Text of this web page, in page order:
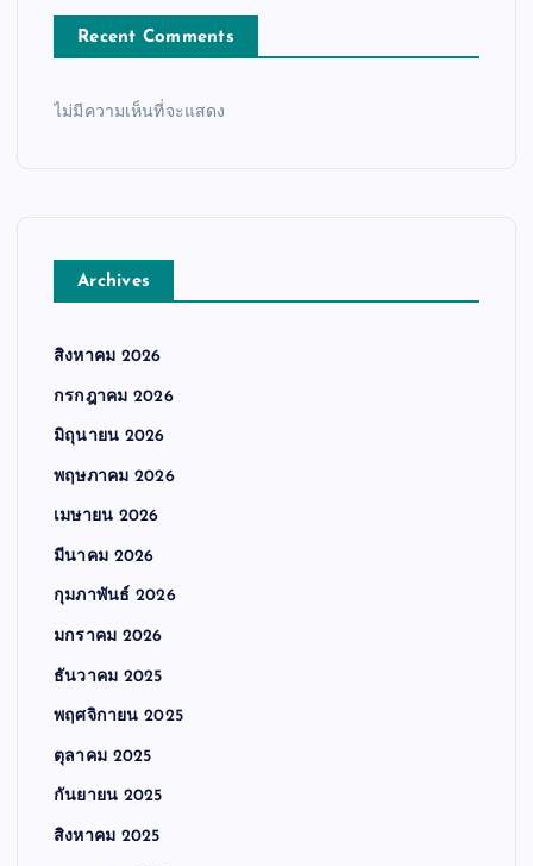
Recent Comments
ไม่มีความเห็นที่จะแสดง
Archives
สิงหาคม 2026
กรกฎาคม 2026
มิถุนายน 2026
พฤษภาคม 2026
เมษายน 2026
มีนาคม 2026
กุมภาพันธ์ 2026
มกราคม 2026
ธันวาคม 2025
พฤศจิกายน 2025
ตุลาคม 2025
กันยายน 2025
สิงหาคม 2025